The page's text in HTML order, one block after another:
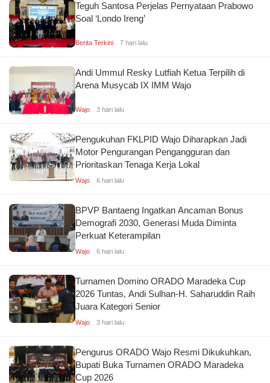
Teguh Santosa Perjelas Pernyataan Prabowo
Soal ‘Londo Ireng’
Berita Terkini 7 hari lalu
Andi Ummul Resky Lutfiah Ketua Terpilih di
Arena Musycab IX IMM Wajo
Wajo 3 hari lalu
Pengukuhan FKLPID Wajo Diharapkan Jadi
Motor Pengurangan Pengangguran dan
Prioritaskan Tenaga Kerja Lokal
Wajo 6 hari lalu
BPVP Bantaeng Ingatkan Ancaman Bonus
Demografi 2030, Generasi Muda Diminta
Perkuat Keterampilan
Wajo 6 hari lalu
Turnamen Domino ORADO Maradeka Cup
2026 Tuntas, Andi Sulhan-H. Saharuddin Raih
Juara Kategori Senior
Wajo 3 hari lalu
Pengurus ORADO Wajo Resmi Dikukuhkan,
Bupati Buka Turnamen ORADO Maradeka
Cup 2026